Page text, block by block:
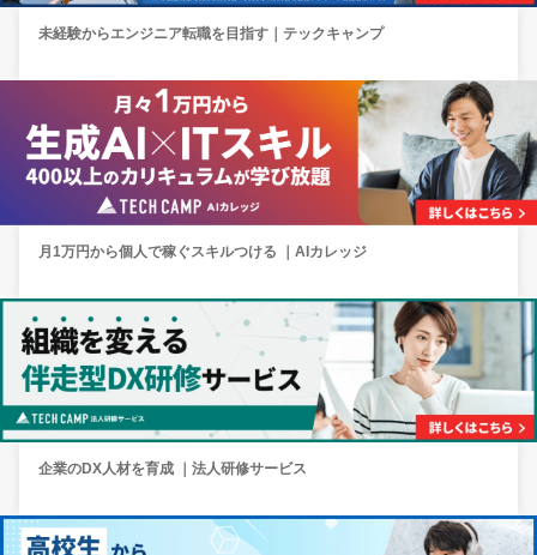
未経験からエンジニア転職を目指す｜テックキャンプ
月1万円から個人で稼ぐスキルつける ｜AIカレッジ
企業のDX人材を育成 ｜法人研修サービス